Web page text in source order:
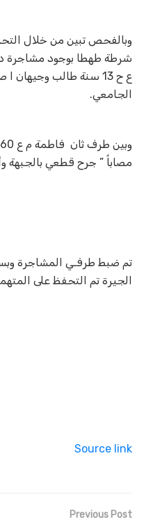
وبالفحص تبين من خلال
الجامعي.
مصاباً ” جرح قطعي بالجبهة
تم ضبط طرفـي المشاجرة
الجيرة تم التحفظ على
Source link
Previous Post